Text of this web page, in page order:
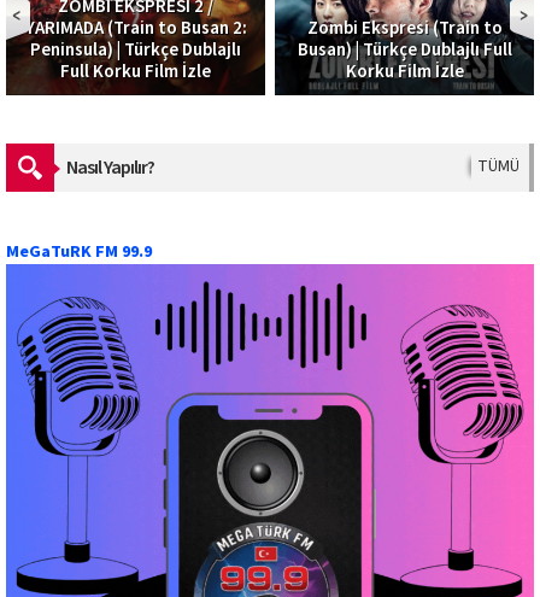
2:
Zombi Ekspresi (Train to
Busan) | Türkçe Dublajlı Full
Korku Film İzle
Ateş Yağmuru –
Türkçe Dublaj Macera
– MovieBox
Nasıl Yapılır? TÜMÜ
MeGaTuRK FM 99.9